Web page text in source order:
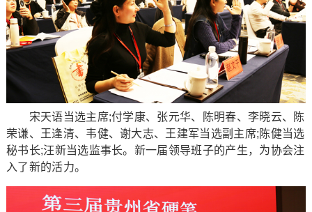
宋天语当选主席;付学康、张元华、陈明春、李晓云、陈
荣谦、王逢清、韦健、谢大志、王建军当选副主席;陈健当选
秘书长;汪新当选监事长。新一届领导班子的产生，为协会注
入了新的活力。